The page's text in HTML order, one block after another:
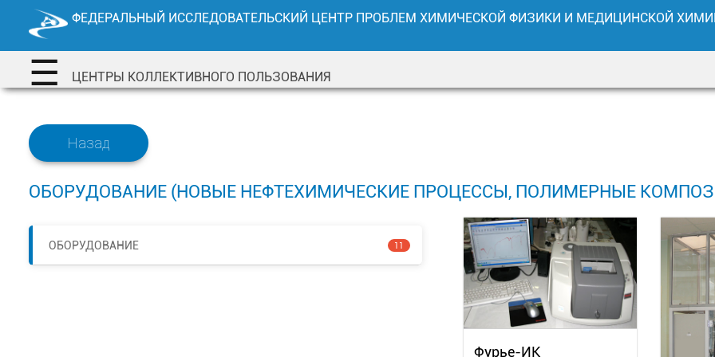
Перейти
содержимому
ФЕДЕРАЛЬНЫЙ ИССЛЕДОВАТЕЛЬСКИЙ ЦЕНТР ПРОБЛЕМ ХИМИЧЕСКОЙ ФИЗИКИ И МЕДИЦИНСКОЙ
☰ ЦЕНТРЫ КОЛЛЕКТИВНОГО ПОЛЬЗОВАНИЯ
Назад
ОБОРУДОВАНИЕ (НОВЫЕ НЕФТЕХИМИЧЕСКИЕ ПРОЦЕССЫ, ПОЛИМЕРНЫЕ
ОБОРУДОВАНИЕ 11
Фурье-ИК